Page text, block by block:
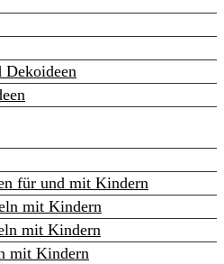
Dekoideen
für und mit Kindern
mit Kindern
mit Kindern
mit Kindern